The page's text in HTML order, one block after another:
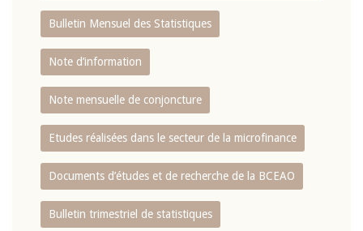
Bulletin Mensuel des Statistiques
Note d’information
Note mensuelle de conjoncture
Etudes réalisées dans le secteur de la microfinance
Documents d’études et de recherche de la BCEAO
Bulletin trimestriel de statistiques